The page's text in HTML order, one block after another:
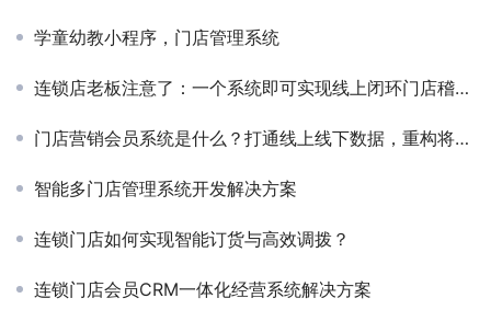
学童幼教小程序，门店管理系统
连锁店老板注意了：一个系统即可实现线上闭环门店稽核，让门店执行看得见、管的住、改的快！
门店营销会员系统是什么？打通线上线下数据，重构将会员营销体系
智能多门店管理系统开发解决方案
连锁门店如何实现智能订货与高效调拨？
连锁门店会员CRM一体化经营系统解决方案